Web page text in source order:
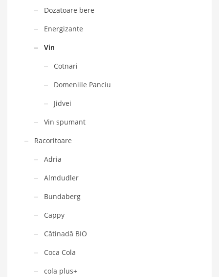
Dozatoare bere
Energizante
Vin
Cotnari
Domeniile Panciu
Jidvei
Vin spumant
Racoritoare
Adria
Almdudler
Bundaberg
Cappy
Cătinadă BIO
Coca Cola
cola plus+